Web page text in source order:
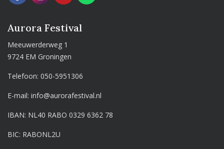
Aurora Festival
Meeuwerderweg 1
9724 EM Groningen
Telefoon:050-5951306
E-mail:info@aurorafestival.nl
IBAN: NL40 RABO 0329 6362 78
BIC: RABONL2U